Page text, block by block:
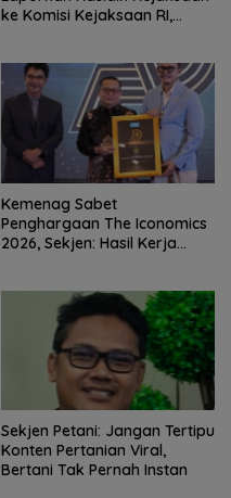
ke Komisi Kejaksaan RI,
Penanganan Kasus Irigasi Air
Lemutu
Kemenag Sabet
Penghargaan The Iconomics
2026, Sekjen: Hasil Kerja
Sekjen Petani: Jangan Tertipu
Konten Pertanian Viral,
Bertani Tak Pernah Instan